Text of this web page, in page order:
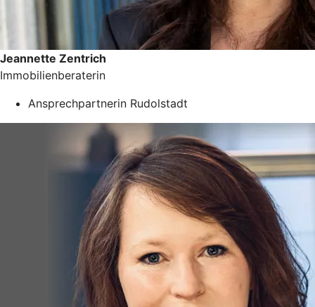
Jeannette Zentrich
Immobilienberaterin
Ansprechpartnerin Rudolstadt